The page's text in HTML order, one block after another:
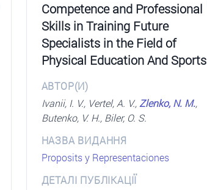
Competence and Professional
Skills in Training Future
Specialists in the Field of
Physical Education And Sports
АВТОР(И)
Ivanii, I. V., Vertel, A. V., Zlenko, N. M.,
Butenko, V. H., Biler, O. S.
НАЗВА ВИДАННЯ
Proposits y Representaciones
ДЕТАЛІ ПУБЛІКАЦІЇ